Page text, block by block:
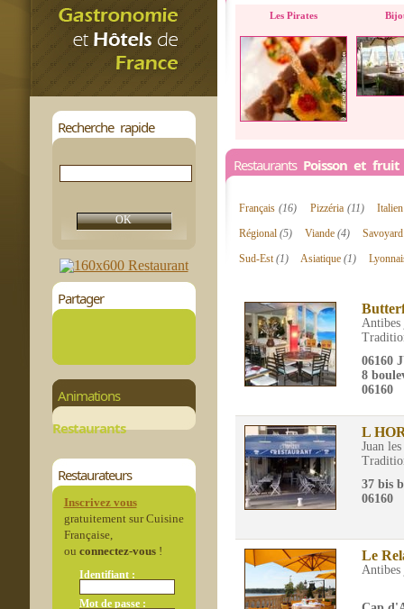
Recherche rapide
Partager
Animations
Restaurants
Restaurateurs
Inscrivez vous
gratuitement sur Cuisine
Française,
ou connectez-vous!
Identifiant :
Mot de passe :
Les Pirates
Restaurants Poisson et
Français(16) Pizzéria (11)
Régional(5) Viande(4)
Sud-Est(1) Asiatique(1)
Antibes
06160
8
06160
L
Juan
37 bis
06160
Le
Antibes